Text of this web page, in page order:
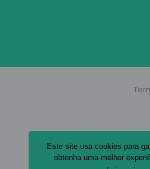
Este site usa cookies para
obtenha uma melhor